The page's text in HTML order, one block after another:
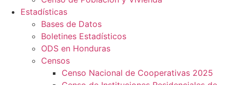
Estadísticas
Bases de Datos
Boletines Estadísticos
ODS en Honduras
Censos
Censo Nacional de Cooperativas 2025